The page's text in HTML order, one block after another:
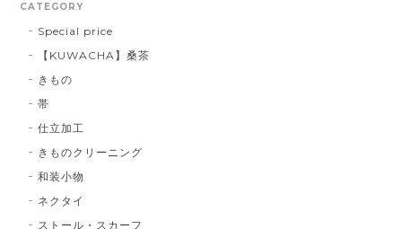
CATEGORY
Special price
【KUWACHA】桑茶
きもの
帯
仕立加工
きものクリーニング
和装小物
ネクタイ
ストール・スカーフ